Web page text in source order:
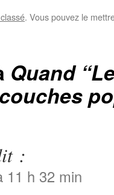
. Vous pouvez le
Quand
:
11 h 32 min